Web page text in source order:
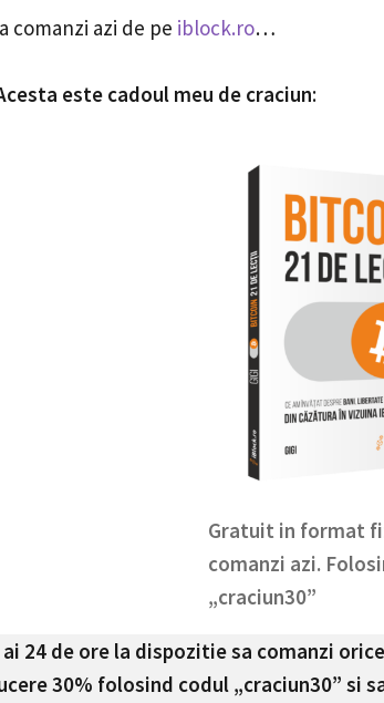
comanzi azi de pe iblock.ro…
este cadoul meu de craciun:
Gratuit in format
comanzi azi.
„craciun30”
ai 24 de ore la dispozitie sa comanzi
30% folosind codul „craciun30” si